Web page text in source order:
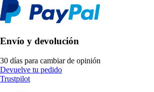
Envío y devolución
30 días para cambiar de opinión
Devuelve tu pedido
Trustpilot